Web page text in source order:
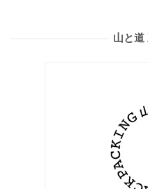
山と道